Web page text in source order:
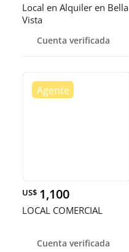
Local en Alquiler en Bella
Vista
Cuenta verificada
US$ 1,100
LOCAL COMERCIAL
Cuenta verificada